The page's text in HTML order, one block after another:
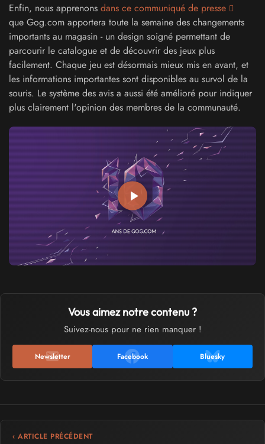
Enfin, nous apprenons dans ce communiqué de presse
que Gog.com apportera toute la semaine des changements
importants au magasin - un design soigné permettant de
parcourir le catalogue et de découvrir des jeux plus
facilement. Chaque jeu est désormais mieux mis en avant, et
les informations importantes sont disponibles au survol de la
souris. Le système des avis a aussi été amélioré pour indiquer
plus clairement l'opinion des membres de la communauté.
Vous aimez notre contenu ?
Suivez-nous pour ne rien manquer !
Newsletter Facebook Bluesky
‹ ARTICLE PRÉCÉDENT